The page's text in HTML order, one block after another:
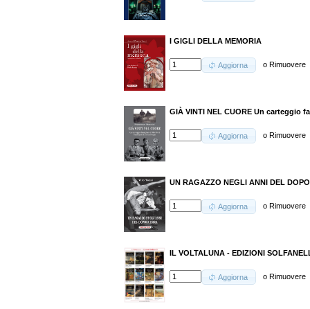
I GIGLI DELLA MEMORIA
Aggiorna oRimuovere
GIÀ VINTI NEL CUORE Un carteggio
Aggiorna oRimuovere
UN RAGAZZO NEGLI ANNI DEL
Aggiorna oRimuovere
IL VOLTALUNA - EDIZIONI
Aggiorna oRimuovere